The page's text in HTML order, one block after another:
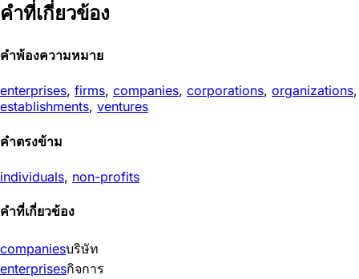
คำที่เกี่ยวข้อง
คำพ้องความหมาย
enterprises, firms, companies, corporations, organizations,
establishments, ventures
คำตรงข้าม
individuals, non-profits
คำที่เกี่ยวข้อง
companiesบริษัท
enterprisesกิจการ